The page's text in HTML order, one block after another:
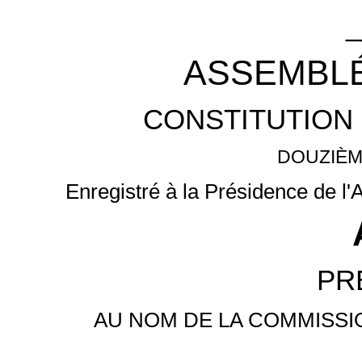
Enregistré à la Présidence de
AU NOM DE LA